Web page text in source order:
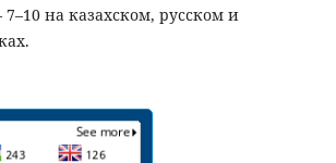
на казахском, русском и